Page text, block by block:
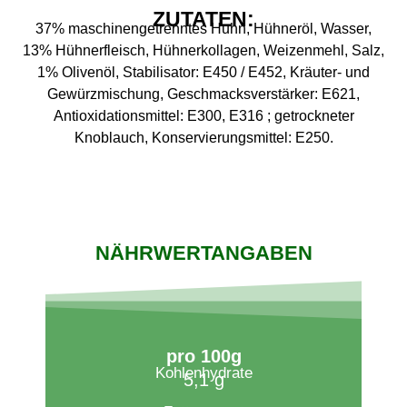
ZUTATEN:
37% maschinengetrenntes Huhn, Hühneröl, Wasser,
13% Hühnerfleisch, Hühnerkollagen, Weizenmehl, Salz,
1% Olivenöl, Stabilisator: E450 / E452, Kräuter- und
Gewürzmischung, Geschmacksverstärker: E621,
Antioxidationsmittel: E300, E316 ; getrockneter
Knoblauch, Konservierungsmittel: E250.
NÄHRWERTANGABEN
pro 100g​
Kohlenhydrate
5,1 g